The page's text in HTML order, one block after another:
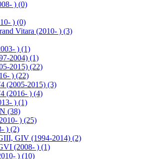
) (0)
) (0)
Vitara (2010- ) (3)
) (1)
2004) (1)
2015) (22)
) (22)
(2005-2015) (3)
(2016- ) (4)
) (1)
(38)
) (25)
) (2)
GIV (1994-2014) (2)
(2008- ) (1)
) (10)